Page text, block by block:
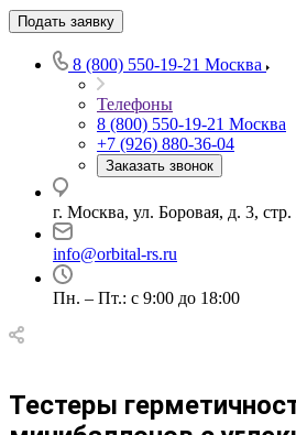
Подать заявку
8 (800) 550-19-21 Москва
Телефоны
8 (800) 550-19-21 Москва
+7 (926) 880-36-04
Заказать звонок
г. Москва, ул. Боровая, д. 3, стр.
info@orbital-rs.ru
Пн. – Пт.: с 9:00 до 18:00
Тестеры